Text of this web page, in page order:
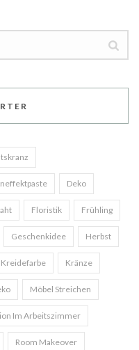
Deko
Floristik Frühling
Geschenkidee Herbst
Kreidefarbe Kränze
Möbel Streichen
Im Arbeitszimmer
Room Makeover